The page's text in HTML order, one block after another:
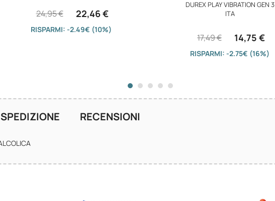
22,46 €
24,95 €
RISPARMI: -2.49€ (10%)
DUREX PLAY VIBRATION GEN 3
ITA
14,75 €
17,49 €
RISPARMI: -2.75€ (16%)
SPEDIZIONE RECENSIONI